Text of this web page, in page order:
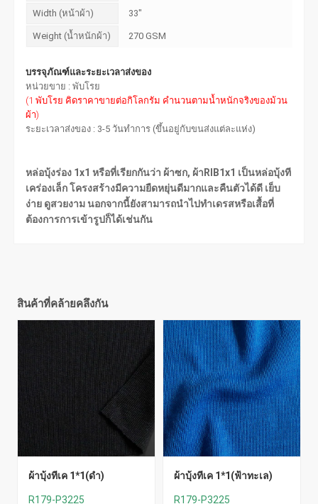
Width (หน้าผ้า) 33"
Weight (น้ำหนักผ้า) 270 GSM
บรรจุภัณฑ์และระยะเวลาส่งของ
หน่วยขาย : พับโรย
(1 พับโรย คิดราคาขายต่อกิโลกรัม คำนวนตามน้ำหนักจริงของม้วน
ผ้า)
ระยะเวลาส่งของ : 3-5 วันทำการ (ขึ้นอยู่กับขนส่งแต่ละแห่ง)
หล่อบุ้งร่อง 1x1 หรือที่เรียกกันว่า ผ้าซก, ผ้าRIB1x1 เป็นหล่อบุ้งที
เคร่องเล็ก โครงสร้างมีความยืดหยุ่นดีมากและคืนตัวได้ดี เย็บ
ง่าย ดูสวยงาม นอกจากนี้ยังสามารถนำไปทำเดรสหรือเสื้อที่
ต้องการการเข้ารูปก็ได้เช่นกัน
สินค้าที่คล้ายคลึงกัน
ผ้าบุ้งทีเค 1*1(ดำ)
R179-P3225
ผ้าบุ้งทีเค 1*1(ฟ้าทะเล)
R179-P3225